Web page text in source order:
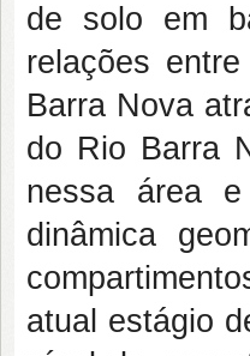
de solo em
relações
Barra Nova
do Rio Barra
nessa área
dinâmica
atual estágio